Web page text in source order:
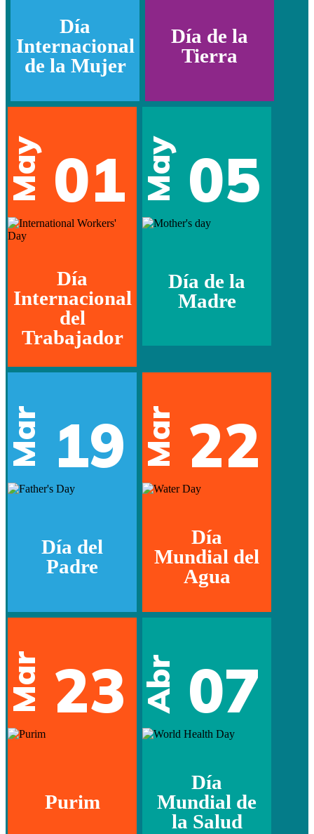
Día
Internacional
de la Mujer
Día de la
Tierra
May 01
Día
Internacional
del
Trabajador
May 05
Día de la
Madre
Mar 19
Día del
Padre
Mar 22
Día
Mundial del
Agua
Mar 23
Purim
Abr 07
Día
Mundial de
la Salud